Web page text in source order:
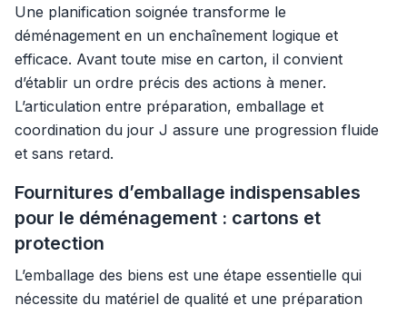
Une planification soignée transforme le
déménagement en un enchaînement logique et
efficace. Avant toute mise en carton, il convient
d’établir un ordre précis des actions à mener.
L’articulation entre préparation, emballage et
coordination du jour J assure une progression fluide
et sans retard.
Fournitures d’emballage indispensables
pour le déménagement : cartons et
protection
L’emballage des biens est une étape essentielle qui
nécessite du matériel de qualité et une préparation